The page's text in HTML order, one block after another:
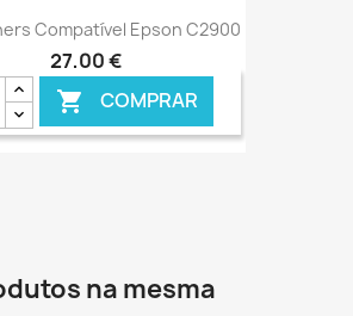
Compatível Epson C2900
27,00 €
 COMPRAR
na mesma